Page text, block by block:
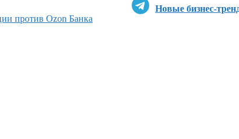
Новые бизнес-
против Ozon Банка